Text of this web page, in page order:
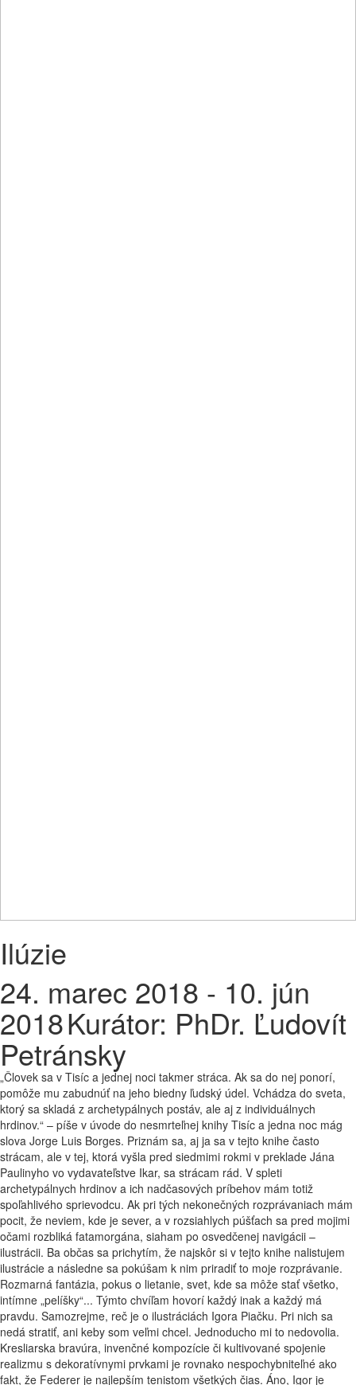
Ilúzie
24. marec 2018 - 10. jún
2018Kurátor: PhDr. Ľudovít
Petránsky
„Človek sa v Tisíc a jednej noci takmer stráca. Ak sa do nej ponorí,
pomôže mu zabudnúť na jeho biedny ľudský údel. Vchádza do sveta,
ktorý sa skladá z archetypálnych postáv, ale aj z individuálnych
hrdinov.“ – píše v úvode do nesmrteľnej knihy Tisíc a jedna noc mág
slova Jorge Luis Borges. Priznám sa, aj ja sa v tejto knihe často
strácam, ale v tej, ktorá vyšla pred siedmimi rokmi v preklade Jána
Paulinyho vo vydavateľstve Ikar, sa strácam rád. V spleti
archetypálnych hrdinov a ich nadčasových príbehov mám totiž
spoľahlivého sprievodcu. Ak pri tých nekonečných rozprávaniach mám
pocit, že neviem, kde je sever, a v rozsiahlych púšťach sa pred mojimi
očami rozbliká fatamorgána, siaham po osvedčenej navigácii –
ilustrácii. Ba občas sa prichytím, že najskôr si v tejto knihe nalistujem
ilustrácie a následne sa pokúšam k nim priradiť to moje rozprávanie.
Rozmarná fantázia, pokus o lietanie, svet, kde sa môže stať všetko,
intímne „pelíšky“... Týmto chvíľam hovorí každý inak a každý má
pravdu. Samozrejme, reč je o ilustráciách Igora Piačku. Pri nich sa
nedá stratiť, ani keby som veľmi chcel. Jednoducho mi to nedovolia.
Kresliarska bravúra, invenčné kompozície či kultivované spojenie
realizmu s dekoratívnymi prvkami je rovnako nespochybniteľné ako
fakt, že Federer je najlepším tenistom všetkých čias. Áno, Igor je